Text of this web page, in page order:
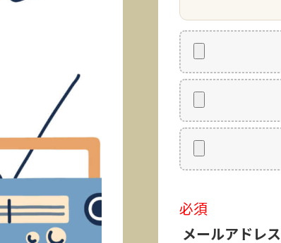
必須
メールアドレス